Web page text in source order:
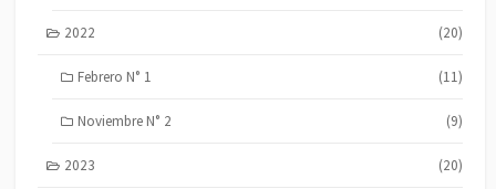
2022 (20)
Febrero N° 1 (11)
Noviembre N° 2 (9)
2023 (20)